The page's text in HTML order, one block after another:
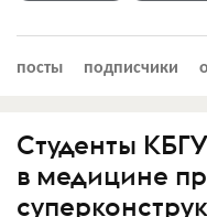
посты подписчики
Студенты
в медицине